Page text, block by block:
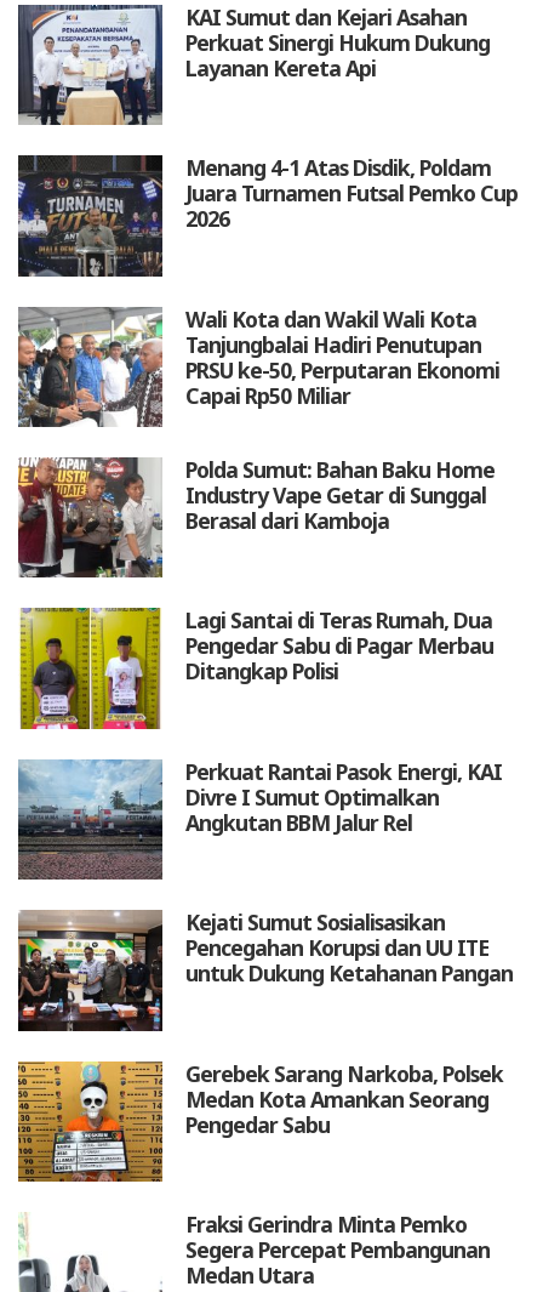
KAI Sumut dan Kejari Asahan
Perkuat Sinergi Hukum Dukung
Layanan Kereta Api
Menang 4-1 Atas Disdik, Poldam
Juara Turnamen Futsal Pemko Cup
2026
Wali Kota dan Wakil Wali Kota
Tanjungbalai Hadiri Penutupan
PRSU ke-50, Perputaran Ekonomi
Capai Rp50 Miliar
Polda Sumut: Bahan Baku Home
Industry Vape Getar di Sunggal
Berasal dari Kamboja
Lagi Santai di Teras Rumah, Dua
Pengedar Sabu di Pagar Merbau
Ditangkap Polisi
Perkuat Rantai Pasok Energi, KAI
Divre I Sumut Optimalkan
Angkutan BBM Jalur Rel
Kejati Sumut Sosialisasikan
Pencegahan Korupsi dan UU ITE
untuk Dukung Ketahanan Pangan
Gerebek Sarang Narkoba, Polsek
Medan Kota Amankan Seorang
Pengedar Sabu
Fraksi Gerindra Minta Pemko
Segera Percepat Pembangunan
Medan Utara